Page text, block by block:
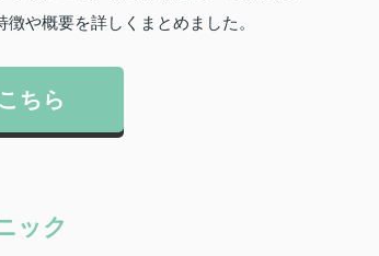
や概要を詳しくまとめました。
ちら
ック